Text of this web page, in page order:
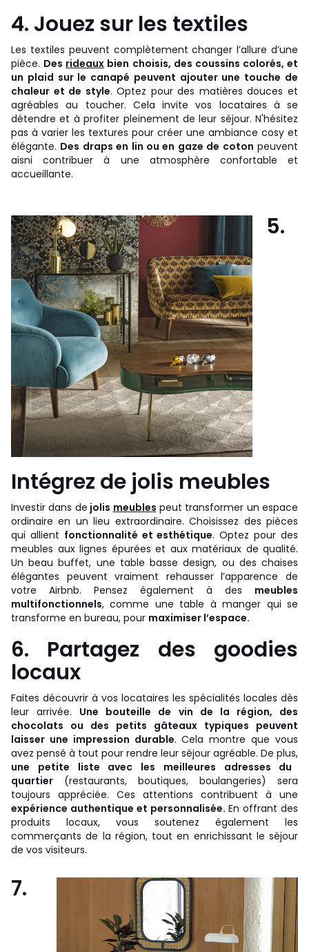
4. Jouez sur les textiles
Les textiles peuvent complètement changer l’allure d’une
pièce. Des rideaux bien choisis, des coussins colorés, et
un plaid sur le canapé peuvent ajouter une touche de
chaleur et de style. Optez pour des matières douces et
agréables au toucher. Cela invite vos locataires à se
détendre et à profiter pleinement de leur séjour. N'hésitez
pas à varier les textures pour créer une ambiance cosy et
élégante. Des draps en lin ou en gaze de coton peuvent
aisni contribuer à une atmosphère confortable et
accueillante.
5.
Intégrez de jolis meubles
Investir dans de jolis meubles peut transformer un espace
ordinaire en un lieu extraordinaire. Choisissez des pièces
qui allient fonctionnalité et esthétique. Optez pour des
meubles aux lignes épurées et aux matériaux de qualité.
Un beau buffet, une table basse design, ou des chaises
élégantes peuvent vraiment rehausser l’apparence de
votre Airbnb. Pensez également à des meubles
multifonctionnels, comme une table à manger qui se
transforme en bureau, pour maximiser l’espace.
6. Partagez des goodies
locaux
Faites découvrir à vos locataires les spécialités locales dès
leur arrivée. Une bouteille de vin de la région, des
chocolats ou des petits gâteaux typiques peuvent
laisser une impression durable. Cela montre que vous
avez pensé à tout pour rendre leur séjour agréable. De plus,
une petite liste avec les meilleures adresses du
quartier (restaurants, boutiques, boulangeries) sera
toujours appréciée. Ces attentions contribuent à une
expérience authentique et personnalisée. En offrant des
produits locaux, vous soutenez également les
commerçants de la région, tout en enrichissant le séjour
de vos visiteurs.
7.